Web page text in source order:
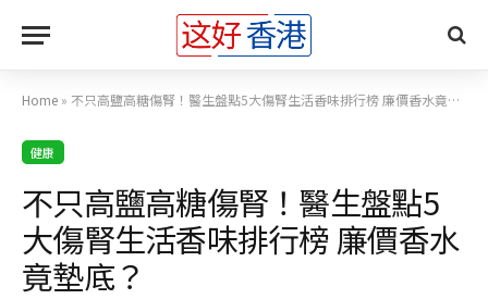
Home » 不只高鹽高糖傷腎！醫生盤點5大傷腎生活香味排行榜 廉價香水竟墊底？
健康
不只高鹽高糖傷腎！醫生盤點5
大傷腎生活香味排行榜 廉價香水
竟墊底？